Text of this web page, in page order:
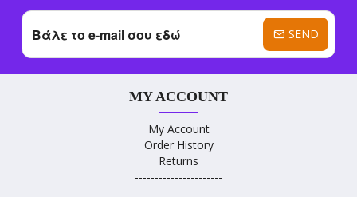
SEND
MY ACCOUNT
My Account
Order History
Returns
----------------------